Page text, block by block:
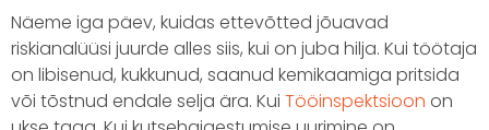
Näeme iga päev, kuidas ettevõtted jõuavad
riskianalüüsi juurde alles siis, kui on juba hilja. Kui töötaja
on libisenud, kukkunud, saanud kemikaamiga pritsida
või tõstnud endale selja ära. Kui Tööinspektsioon on